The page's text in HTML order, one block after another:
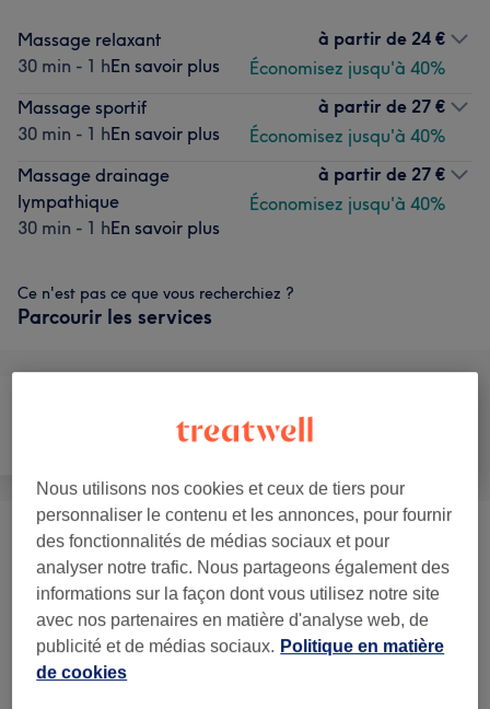
Massage relaxant
30 min - 1 hEn savoir plus
à partir de 24 €
Économisez jusqu'à 40%
Massage sportif
30 min - 1 hEn savoir plus
à partir de 27 €
Économisez jusqu'à 40%
Massage drainage
lympathique
30 min - 1 hEn savoir plus
à partir de 27 €
Économisez jusqu'à 40%
Ce n'est pas ce que vous recherchiez ?
Parcourir les services
Massage
Massage Ciblé (1)
Massage Classique (3) à partir de 24 €
Réflexologie Et Massage
Lymphatique
Nous utilisons nos cookies et ceux de tiers pour
personnaliser le contenu et les annonces, pour fournir
des fonctionnalités de médias sociaux et pour
analyser notre trafic. Nous partageons également des
informations sur la façon dont vous utilisez notre site
avec nos partenaires en matière d'analyse web, de
publicité et de médias sociaux. Politique en matière
de cookies